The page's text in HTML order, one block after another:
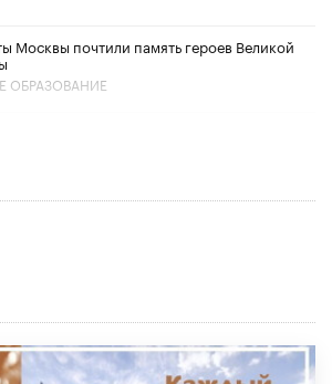
Москвы почтили память героев Великой
ОБРАЗОВАНИЕ